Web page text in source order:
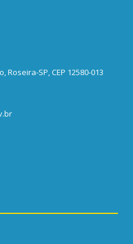
Roseira-SP, CEP 12580-013